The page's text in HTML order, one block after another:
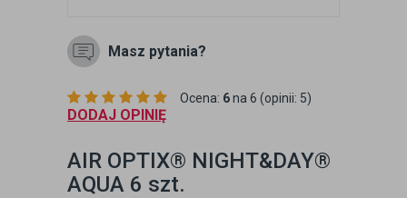
Masz pytania?
Ocena: 6na 6 (opinii: 5)
DODAJ OPINIĘ
AIR OPTIX® NIGHT&DAY®
AQUA 6 szt.